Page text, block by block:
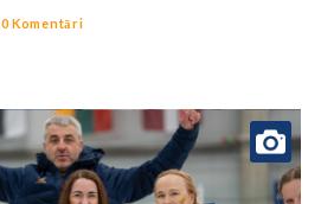
0 Komentāri